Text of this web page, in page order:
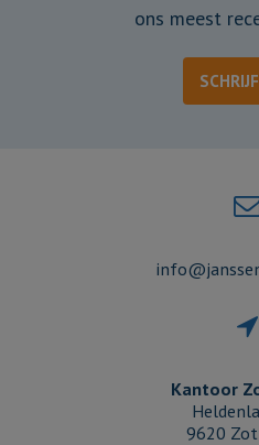
ons meest
Kantoor
9620